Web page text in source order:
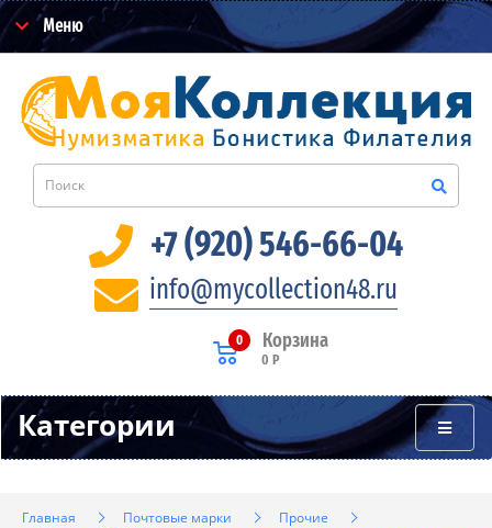
Меню
+7 (920) 546-66-04
info@mycollection48.ru
Корзина
0
0 Р
Категории
Главная Почтовые марки
Прочие